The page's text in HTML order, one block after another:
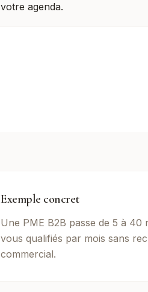
votre agenda.
Exemple concret
Une PME B2B passe de 5 à 40
vous qualifiés par mois sans
commercial.